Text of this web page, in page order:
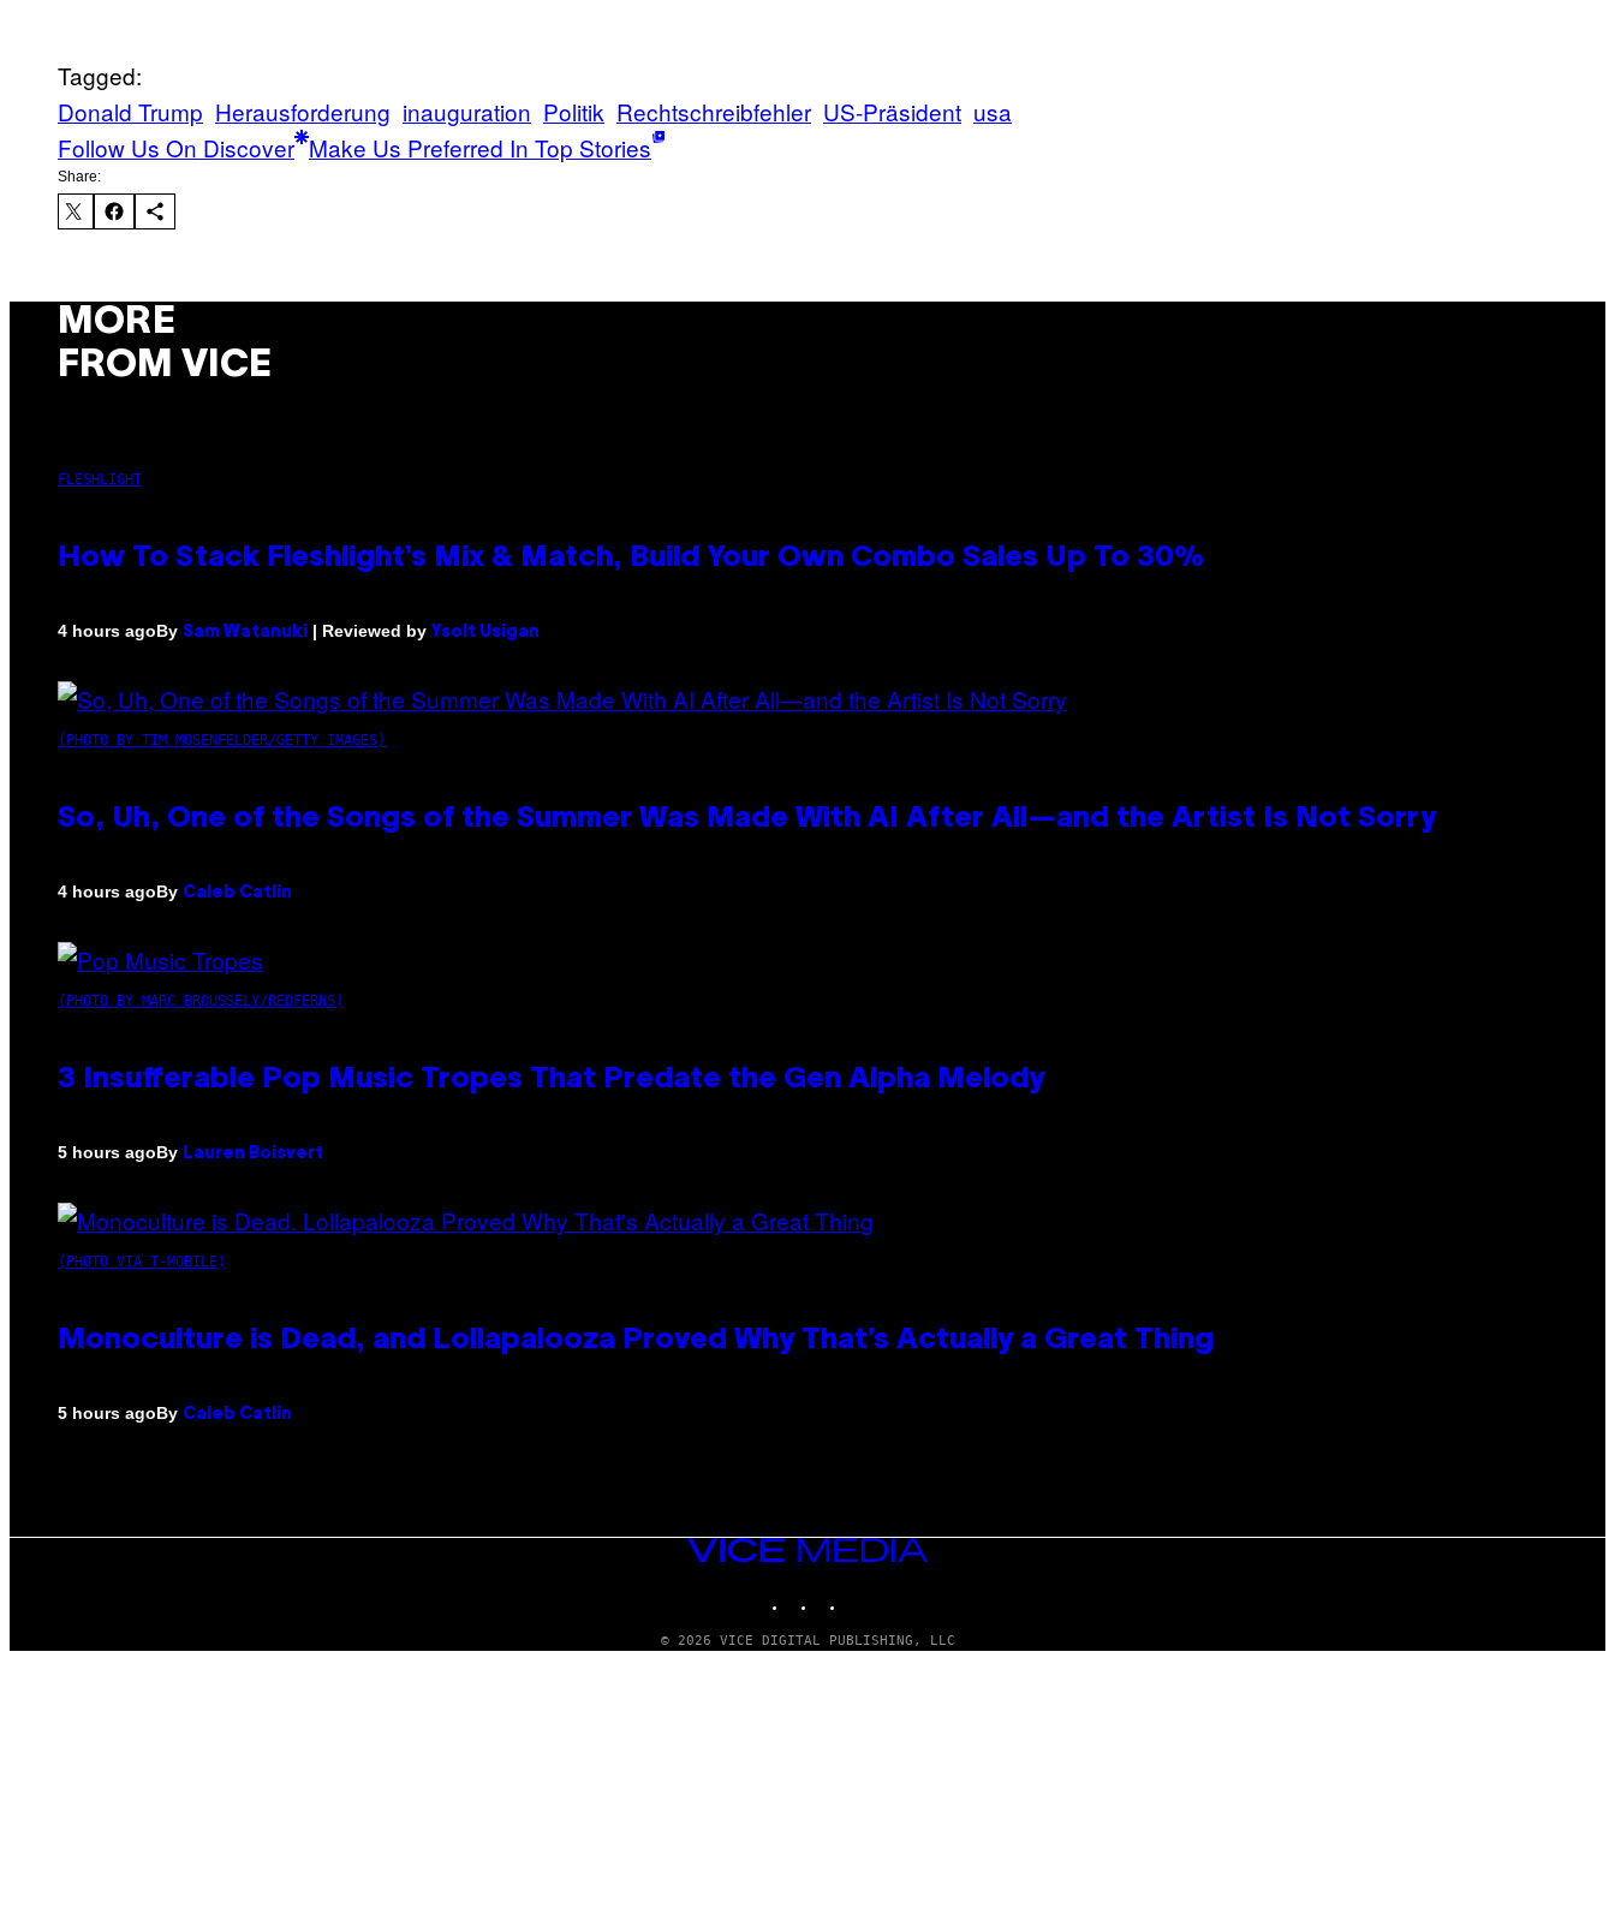
Tagged:
Donald Trump Herausforderung inauguration Politik Rechtschreibfehler US-Präsident usa
Follow Us On Discover Make Us Preferred In Top Stories
Share:
MORE
FROM VICE
FLESHLIGHT
How To Stack Fleshlight’s Mix & Match, Build Your Own Combo Sales Up To 30%
4 hours agoBy Sam Watanuki | Reviewed by Ysolt Usigan
(PHOTO BY TIM MOSENFELDER/GETTY IMAGES)
So, Uh, One of the Songs of the Summer Was Made With AI After All—and the Artist Is Not Sorry
4 hours agoBy Caleb Catlin
(PHOTO BY MARC BROUSSELY/REDFERNS)
3 Insufferable Pop Music Tropes That Predate the Gen Alpha Melody
5 hours agoBy Lauren Boisvert
(PHOTO VIA T-MOBILE)
Monoculture is Dead, and Lollapalooza Proved Why That’s Actually a Great Thing
5 hours agoBy Caleb Catlin
VICE
MEDIA
© 2026 VICE DIGITAL PUBLISHING, LLC